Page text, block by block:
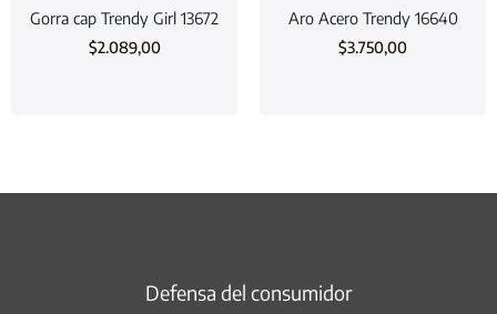
Gorra cap Trendy Girl 13672
$2.089,00
Aro Acero Trendy 16640
$3.750,00
Defensa del consumidor